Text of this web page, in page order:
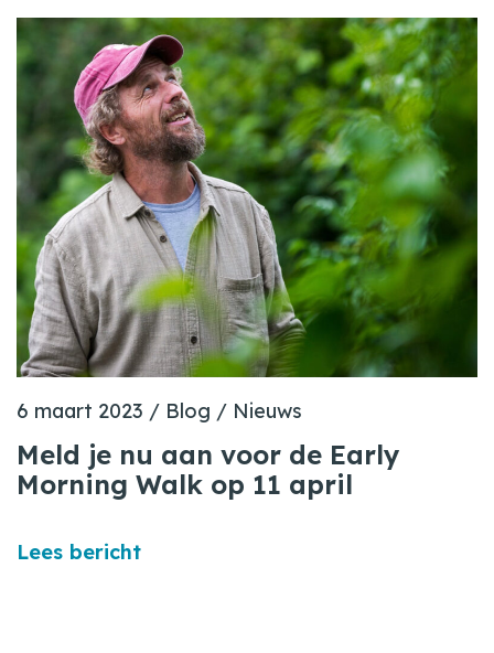
6 maart 2023 / Blog / Nieuws
Meld je nu aan voor de Early
Morning Walk op 11 april
Lees bericht